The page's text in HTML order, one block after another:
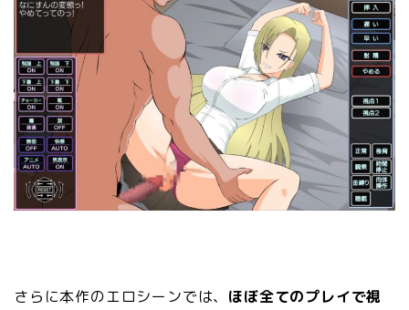
さらに本作のエロシーンでは、 ほぼ全てのプレイで視